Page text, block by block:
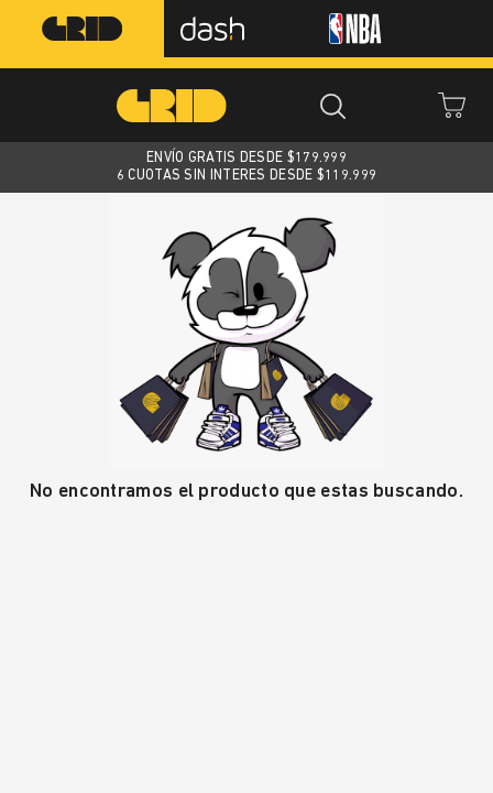
ENVÍO GRATIS DESDE $179.999
6 CUOTAS SIN INTERES DESDE $119.999
No encontramos el producto que estas buscando.